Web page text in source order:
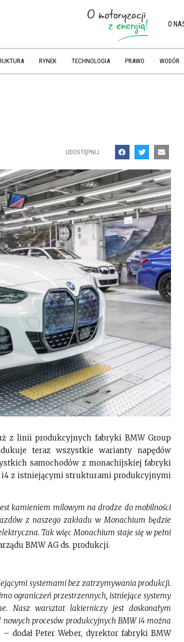
O
RYNEK TECHNOLOGIA PRAWO WODÓR
UDOSTĘPNIJ
z linii produkcyjnych fabryki BMW Group
teraz wszystkie warianty napędów
samochodów z monachijskiej fabryki
i4 z istniejącymi strukturami produkcyjnymi
kamieniem milowym na drodze do mobilności
z naszego zakładu w Monachium będzie
Tak więc Monachium staje się w pełni
BMW AG ds. produkcji.
systemami bez zatrzymywania produkcji.
ograniczeń przestrzennych, istniejące systemy
Nasz warsztat lakierniczy jest doskonałym
procesów produkcyjnych BMW i4 można
– dodał Peter Weber, dyrektor fabryki BMW